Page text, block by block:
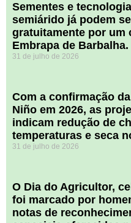
Sementes e
semiárido já podem
gratuitamente por um
Embrapa de Barbalha.
31 de julho de 2026
Com a confirmação
Niño em 2026, as
indicam redução de
temperaturas e seca
31 de julho de 2026
O Dia do Agricultor,
foi marcado por
notas de